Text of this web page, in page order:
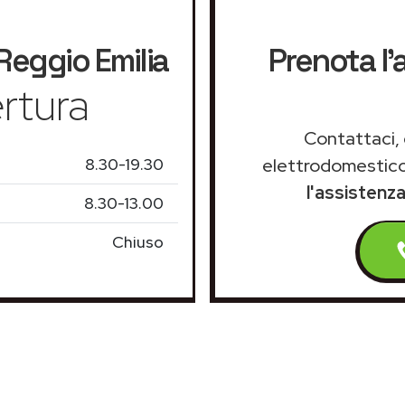
Emilia
8.30-19.30
8.30-13.00
Chiuso
Prenota
Contattaci,